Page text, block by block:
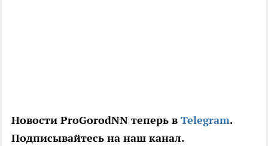
Новости ProGorodNN теперь в Telegram.
Подписывайтесь на наш канал.